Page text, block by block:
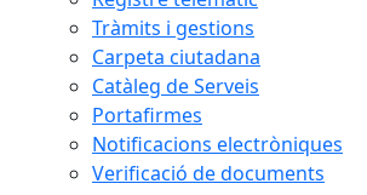
Tràmits i gestions
Carpeta ciutadana
Catàleg de Serveis
Portafirmes
Notificacions electròniques
Verificació de documents